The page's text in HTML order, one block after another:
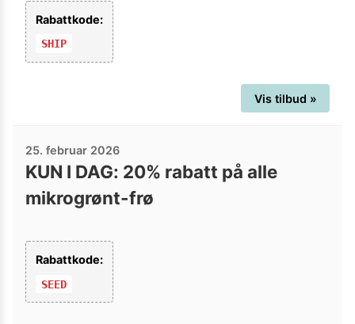
Rabattkode:
SHIP
Vis tilbud »
25. februar 2026
KUN I DAG: 20% rabatt på alle
mikrogrønt-frø
Rabattkode:
SEED